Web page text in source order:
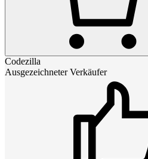
Codezilla
Ausgezeichneter Verkäufer